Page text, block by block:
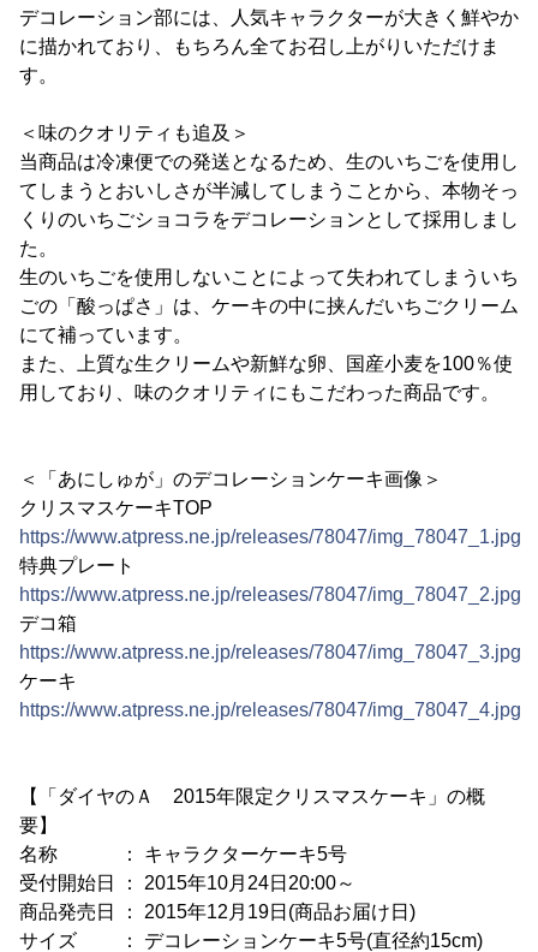
デコレーション部には、人気キャラクターが大きく鮮やか
に描かれており、もちろん全てお召し上がりいただけま
す。
＜味のクオリティも追及＞
当商品は冷凍便での発送となるため、生のいちごを使用し
てしまうとおいしさが半減してしまうことから、本物そっ
くりのいちごショコラをデコレーションとして採用しまし
た。
生のいちごを使用しないことによって失われてしまういち
ごの「酸っぱさ」は、ケーキの中に挟んだいちごクリーム
にて補っています。
また、上質な生クリームや新鮮な卵、国産小麦を100％使
用しており、味のクオリティにもこだわった商品です。
＜「あにしゅが」のデコレーションケーキ画像＞
クリスマスケーキTOP
https://www.atpress.ne.jp/releases/78047/img_78047_1.jpg
特典プレート
https://www.atpress.ne.jp/releases/78047/img_78047_2.jpg
デコ箱
https://www.atpress.ne.jp/releases/78047/img_78047_3.jpg
ケーキ
https://www.atpress.ne.jp/releases/78047/img_78047_4.jpg
【「ダイヤのＡ 2015年限定クリスマスケーキ」の概
要】
名称 ： キャラクターケーキ5号
受付開始日 ： 2015年10月24日20:00～
商品発売日 ： 2015年12月19日(商品お届け日)
サイズ ： デコレーションケーキ5号(直径約15cm)